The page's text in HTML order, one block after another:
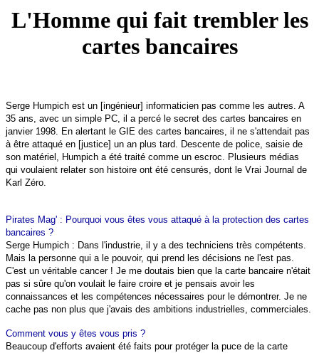
L'Homme qui fait trembler les
cartes bancaires
Serge Humpich est un [ingénieur] informaticien pas comme les autres. A
35 ans, avec un simple PC, il a percé le secret des cartes bancaires en
janvier 1998. En alertant le GIE des cartes bancaires, il ne s'attendait pas
à être attaqué en [justice] un an plus tard. Descente de police, saisie de
son matériel, Humpich a été traité comme un escroc. Plusieurs médias
qui voulaient relater son histoire ont été censurés, dont le Vrai Journal de
Karl Zéro.
Pirates Mag' : Pourquoi vous êtes vous attaqué à la protection des cartes
bancaires ?
Serge Humpich : Dans l'industrie, il y a des techniciens très compétents.
Mais la personne qui a le pouvoir, qui prend les décisions ne l'est pas.
C'est un véritable cancer ! Je me doutais bien que la carte bancaire n'était
pas si sûre qu'on voulait le faire croire et je pensais avoir les
connaissances et les compétences nécessaires pour le démontrer. Je ne
cache pas non plus que j'avais des ambitions industrielles, commerciales.
Comment vous y êtes vous pris ?
Beaucoup d'efforts avaient été faits pour protéger la puce de la carte